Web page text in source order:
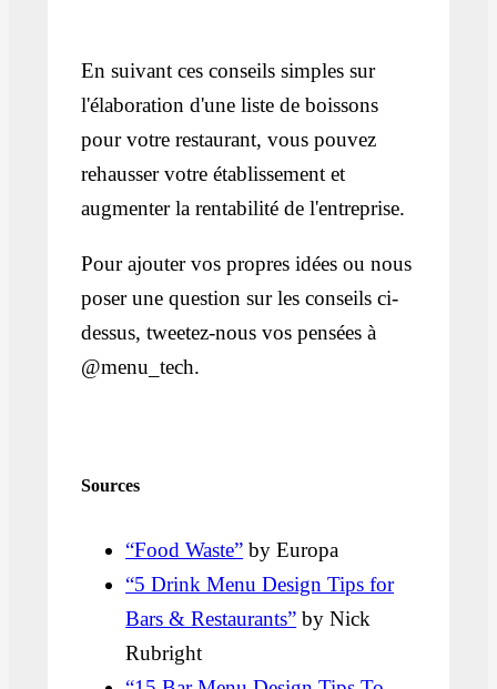
En suivant ces conseils simples sur
l'élaboration d'une liste de boissons
pour votre restaurant, vous pouvez
rehausser votre établissement et
augmenter la rentabilité de l'entreprise.
Pour ajouter vos propres idées ou nous
poser une question sur les conseils ci-
dessus, tweetez-nous vos pensées à
@menu_tech.
Sources
“Food Waste” by Europa
“5 Drink Menu Design Tips for
Bars & Restaurants” by Nick
Rubright